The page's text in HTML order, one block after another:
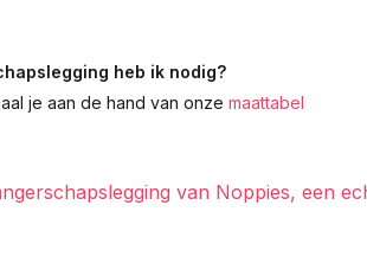
heb ik nodig?
je aan de hand van onze maattabel
van Noppies, een